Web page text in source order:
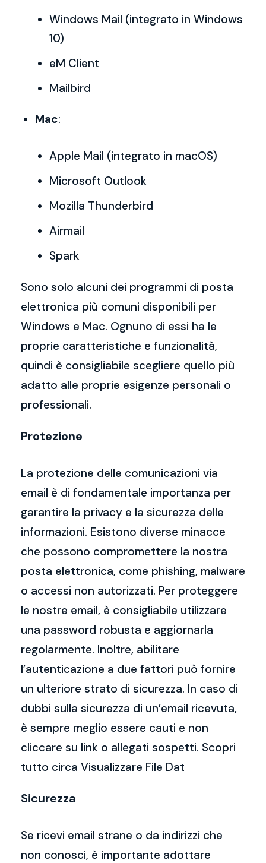
Windows Mail (integrato in Windows
10)
eM Client
Mailbird
Mac:
Apple Mail (integrato in macOS)
Microsoft Outlook
Mozilla Thunderbird
Airmail
Spark
Sono solo alcuni dei programmi di posta
elettronica più comuni disponibili per
Windows e Mac. Ognuno di essi ha le
proprie caratteristiche e funzionalità,
quindi è consigliabile scegliere quello più
adatto alle proprie esigenze personali o
professionali.
Protezione
La protezione delle comunicazioni via
email è di fondamentale importanza per
garantire la privacy e la sicurezza delle
informazioni. Esistono diverse minacce
che possono compromettere la nostra
posta elettronica, come phishing, malware
o accessi non autorizzati. Per proteggere
le nostre email, è consigliabile utilizzare
una password robusta e aggiornarla
regolarmente. Inoltre, abilitare
l’autenticazione a due fattori può fornire
un ulteriore strato di sicurezza. In caso di
dubbi sulla sicurezza di un’email ricevuta,
è sempre meglio essere cauti e non
cliccare su link o allegati sospetti. Scopri
tutto circa Visualizzare File Dat
Sicurezza
Se ricevi email strane o da indirizzi che
non conosci, è importante adottare